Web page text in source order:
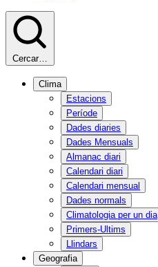
Cercar…
Clima
Estacions
Període
Dades diaries
Dades Mensuals
Almanac diari
Calendari diari
Calendari mensual
Dades normals
Climatologia per un dia
Primers-Ultims
Llindars
Geografia